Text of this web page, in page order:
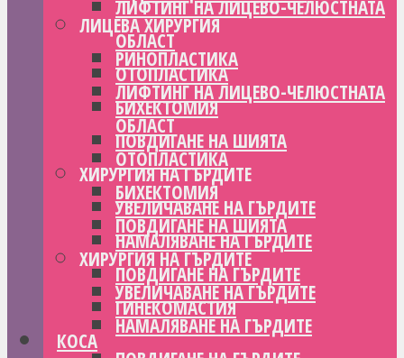
ЛИФТИНГ НА ЛИЦЕВО-ЧЕЛЮСТНАТА
ОБЛАСТ
ОТОПЛАСТИКА
БИХЕКТОМИЯ
ПОВДИГАНЕ НА ШИЯТА
ХИРУРГИЯ НА ГЪРДИТЕ
УВЕЛИЧАВАНЕ НА ГЪРДИТЕ
НАМАЛЯВАНЕ НА ГЪРДИТЕ
ПОВДИГАНЕ НА ГЪРДИТЕ
ГИНЕКОМАСТИЯ
КОСА
ЛИЦЕВА ХИРУРГИЯ
РИНОПЛАСТИКА
ЛИФТИНГ НА ЛИЦЕВО-ЧЕЛЮСТНАТА
ОБЛАСТ
ОТОПЛАСТИКА
БИХЕКТОМИЯ
ПОВДИГАНЕ НА ШИЯТА
ХИРУРГИЯ НА ГЪРДИТЕ
УВЕЛИЧАВАНЕ НА ГЪРДИТЕ
НАМАЛЯВАНЕ НА ГЪРДИТЕ